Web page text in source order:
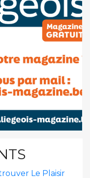
Le Plaisir